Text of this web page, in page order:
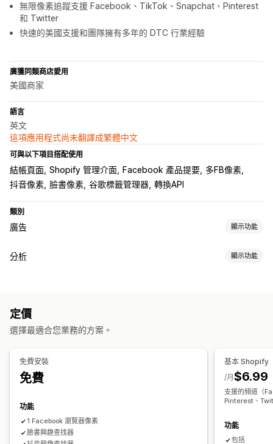
無限像素追蹤支援 Facebook、TikTok、Snapchat、Pinterest
和 Twitter
快速的美國支援和團隊擁有多年的 DTC 行業經驗
廣獲同類商店愛用
美國商家
語言
英文
這項應用程式尚未翻譯成繁體中文
可與以下項目搭配使用
結帳頁面 Shopify 管理介面 Facebook 產品提要 多FB像素
抖音像素 臉書像素 谷歌標籤管理器 轉換API
類別
廣告 顯示功能
目標設定
社群媒體
成效分析
分析 顯示功能
視覺化內容和報告
定價
選擇最適合您業務的方案。
免費安裝
免費
功能
1 Facebook 瀏覽器像素
臉書興趣查找器
基本 Shopify
$6.99
/月
支援的頻道（
Pinterest、
功能
包括